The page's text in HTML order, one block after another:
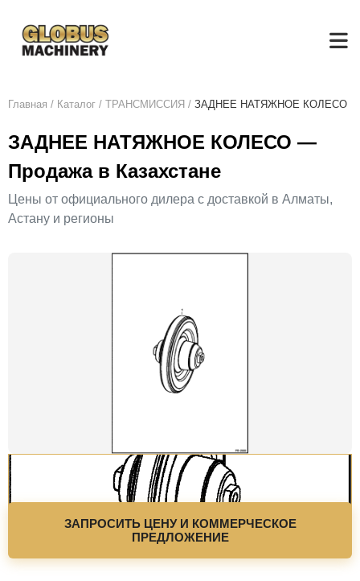
Главная / Каталог / ТРАНСМИССИЯ / ЗАДНЕЕ НАТЯЖНОЕ КОЛЕСО
ЗАДНЕЕ НАТЯЖНОЕ КОЛЕСО —
Продажа в Казахстане
Цены от официального дилера с доставкой в Алматы,
Астану и регионы
ЗАПРОСИТЬ ЦЕНУ И КОММЕРЧЕСКОЕ
ПРЕДЛОЖЕНИЕ